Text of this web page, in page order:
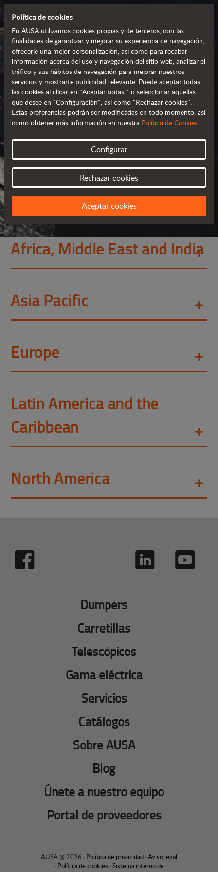
AUSA EN EL MUNDO
SELECCIONA TU PAÍS O REGIÓN
Africa, Middle East and India
Asia Pacific
Europe
Latin America and the
Caribbean
North America
Dumpers
Carretillas
Telescópicos
Gama eléctrica
Servicios
Catálogos
Sobre AUSA
Blog
Únete a nuestro equipo
Portal de proveedores
AUSA @ 2026 · Política de privacidad ·Aviso legal
· Política de cookies ·Sistema interno de
Política de cookies
En AUSA utilizamos cookies propias y de terceros, con las
finalidades de garantizar y mejorar su experiencia de navegación,
ofrecerle una mejor personalización, así como para recabar
información acerca del uso y navegación del sitio web, analizar el
tráfico y sus hábitos de navegación para mejorar nuestros
servicios y mostrarte publicidad relevante. Puede aceptar todas
las cookies al clicar en ¨Aceptar todas ¨ o seleccionar aquellas
que desee en ¨Configuración¨, así como ¨Rechazar cookies¨.
Estas preferencias podrán ser modificadas en todo momento, así
como obtener más información en nuestra Política de Cookies.
Configurar
Rechazar cookies
Aceptar cookies